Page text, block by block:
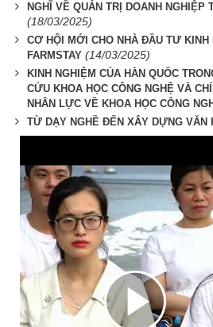
NGHĨ VỀ QUẢN TRỊ DOANH NGHIỆP
(18/03/2025)
CƠ HỘI MỚI CHO NHÀ ĐẦU TƯ KINH
FARMSTAY (14/03/2025)
KINH NGHIỆM CỦA HÀN QUỐC
CỨU KHOA HỌC CÔNG NGHỆ VÀ
NHÂN LỰC VỀ KHOA HỌC CÔNG
TỪ DẠY NGHỀ ĐẾN XÂY DỰNG VĂN